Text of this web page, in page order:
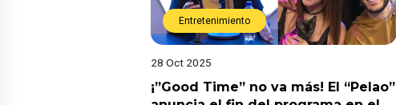
Entretenimiento
28 Oct 2025
¡”Good Time” no va más! El “Pelao”